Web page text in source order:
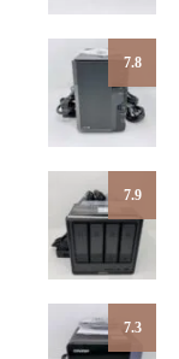
7.8
7.9
7.3